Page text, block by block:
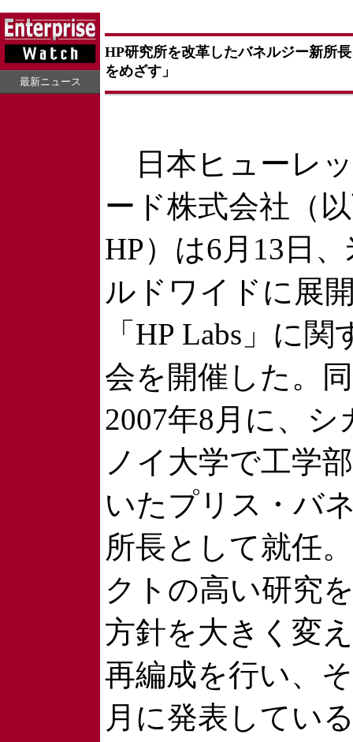
最新ニュース
HP研究所を改革したバネルジー新所
をめざす」
日本ヒューレ
ード株式会社（
HP）は6月13日
ルドワイドに展
「HP Labs」に
会を開催した。
2007年8月に、
ノイ大学で工学
いたプリス・バ
所長として就任
クトの高い研究
方針を大きく変
再編成を行い、
月に発表してい